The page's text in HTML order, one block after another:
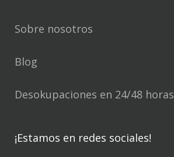
Sobre nosotros
Blog
Desokupaciones en 24/48 horas
¡Estamos en redes sociales!